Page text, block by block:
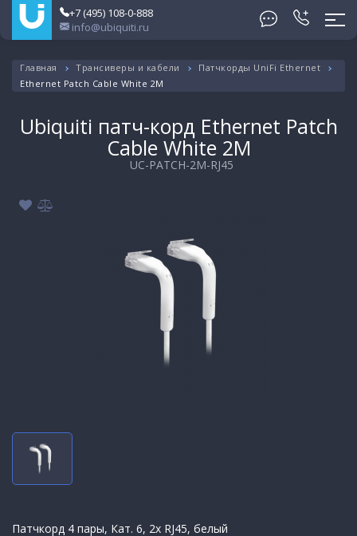
+7 (495) 108-0-888
info@ubiquiti.ru
Главная Трансиверы и кабели
Патчкорды UniFi Ethernet
Ethernet Patch Cable White 2M
Ubiquiti патч-корд Ethernet Patch
Cable White 2M
UC-PATCH-2M-RJ45
Патчкорд 4 пары, Кат. 6, 2x RJ45, белый